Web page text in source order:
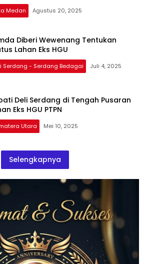
Medan Agustus 20, 2025
Diberi Wewenang Tentukan
Lahan Eks HGU
Serdang - Serdang Bedagai Juli 4, 2025
Tengah Pusaran
Eks HGU PTPN
Utara Mei 10, 2025
Selengkapnya